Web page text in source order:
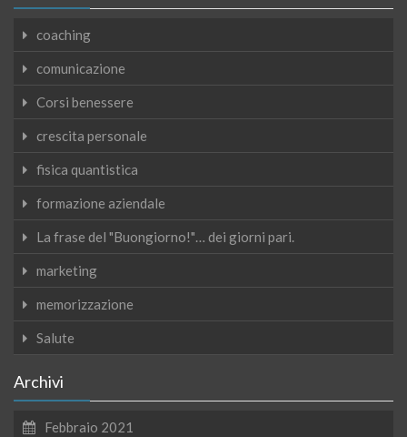
coaching
comunicazione
Corsi benessere
crescita personale
fisica quantistica
formazione aziendale
La frase del "Buongiorno!"… dei giorni pari.
marketing
memorizzazione
Salute
Archivi
Febbraio 2021